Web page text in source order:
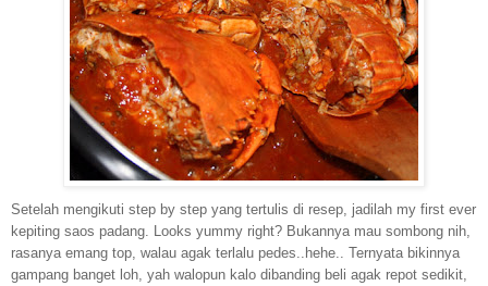
Setelah mengikuti step by step yang tertulis di resep, jadilah my first ever
kepiting saos padang. Looks yummy right? Bukannya mau sombong nih,
rasanya emang top, walau agak terlalu pedes..hehe.. Ternyata bikinnya
gampang banget loh, yah walopun kalo dibanding beli agak repot sedikit,